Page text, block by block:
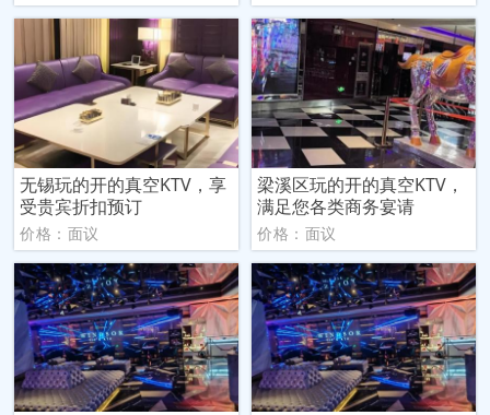
无锡玩的开的真空KTV，享
受贵宾折扣预订
价格：面议
梁溪区玩的开的真空KTV，
满足您各类商务宴请
价格：面议